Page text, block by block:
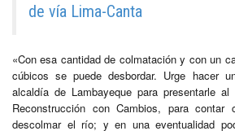
de vía Lima-Canta
«Con esa cantidad de colmatación y con un
cúbicos se puede desbordar. Urge hacer
alcaldía de Lambayeque para presentarle
Reconstrucción con Cambios, para contar
descolmar el río; y en una eventualidad